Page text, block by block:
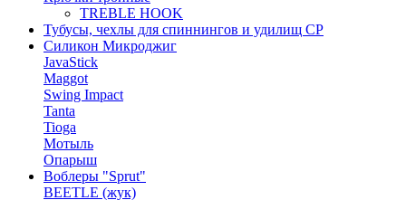
TREBLE HOOK
Тубусы, чехлы для спиннингов и удилищ СР
Силикон Микроджиг
JavaStick
Maggot
Swing Impact
Tanta
Tioga
Мотыль
Опарыш
Воблеры "Sprut"
BEETLE (жук)